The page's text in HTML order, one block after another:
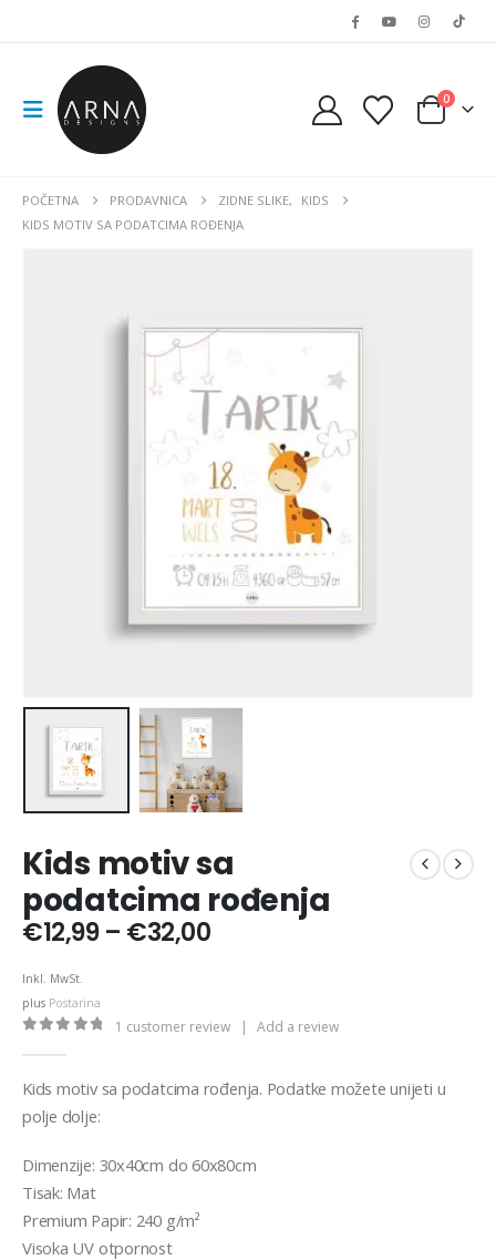
0
POČETNA PRODAVNICA ZIDNE SLIKE,
KIDS
KIDS MOTIV SA PODATCIMA ROĐENJA
Kids motiv sa
podatcima rođenja
€12,99 – €32,00Price
€32,00
Inkl. MwSt.
plus Postarina
1 customer review | Add a review
Kids motiv sa podatcima rođenja. Podatke možete unijeti u
polje dolje:
Dimenzije: 30x40cm do 60x80cm
Tisak: Mat
Premium Papir: 240 g/m²
Visoka UV otpornost